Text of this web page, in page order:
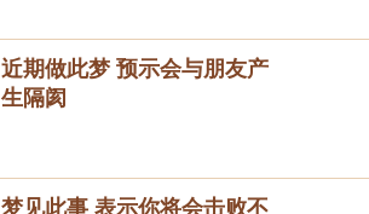
近期做此梦 预示会与朋友产
生隔阂
梦见此事 表示你将会击败不